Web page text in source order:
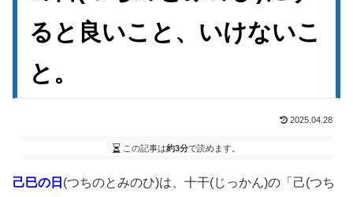
ると良いこと、いけないこ
と。
2025.04.28
この記事は約3分で読めます。
己巳の日 (つちのとみのひ)は、十干(じっかん)の「己(つち